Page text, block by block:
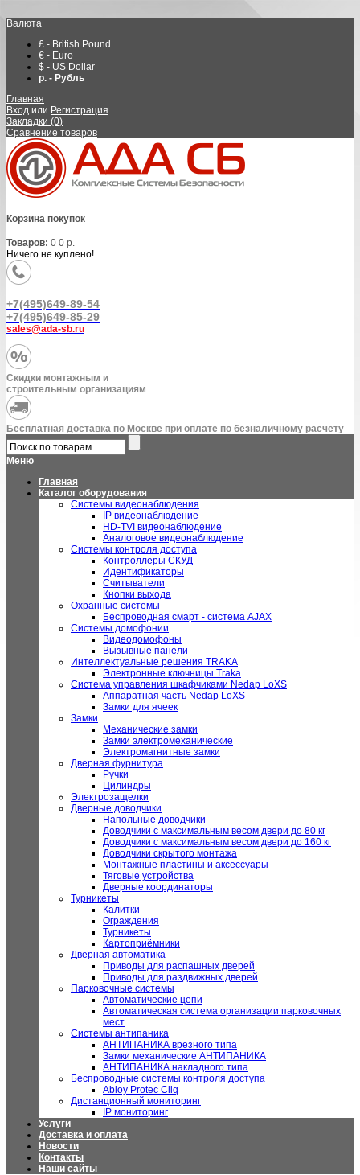
Валюта
£ - British Pound
€ - Euro
$ - US Dollar
р. - Рубль
Главная
Вход или Регистрация
Закладки (0)
Сравнение товаров
Корзина покупок
Товаров: 0 0 р.
Ничего не куплено!
+7(495)649-89-54
+7(495)649-85-29
sales@ada-sb.ru
Скидки монтажным и
строительным организациям
Бесплатная доставка по Москве при оплате по безналичному расчету
Меню
Главная
Каталог оборудования
Системы видеонаблюдения
IP видеонаблюдение
HD-TVI видеонаблюдение
Аналоговое видеонаблюдение
Системы контроля доступа
Контроллеры СКУД
Идентификаторы
Считыватели
Кнопки выхода
Охранные системы
Беспроводная смарт - система AJAX
Системы домофонии
Видеодомофоны
Вызывные панели
Интеллектуальные решения TRAKA
Электронные ключницы Traka
Система управления шкафчиками Nedap LoXS
Аппаратная часть Nedap LoXS
Замки для ячеек
Замки
Механические замки
Замки электромеханические
Электромагнитные замки
Дверная фурнитура
Ручки
Цилиндры
Электрозащелки
Дверные доводчики
Напольные доводчики
Доводчики с максимальным весом двери до 80 кг
Доводчики с максимальным весом двери до 160 кг
Доводчики скрытого монтажа
Монтажные пластины и аксессуары
Тяговые устройства
Дверные координаторы
Турникеты
Калитки
Ограждения
Турникеты
Картоприёмники
Дверная автоматика
Приводы для распашных дверей
Приводы для раздвижных дверей
Парковочные системы
Автоматические цепи
Автоматическая система организации парковочных
мест
Системы антипаника
АНТИПАНИКА врезного типа
Замки механические АНТИПАНИКА
АНТИПАНИКА накладного типа
Беспроводные системы контроля доступа
Abloy Protec Cliq
Дистанционный мониторинг
IP мониторинг
Услуги
Доставка и оплата
Новости
Контакты
Наши сайты